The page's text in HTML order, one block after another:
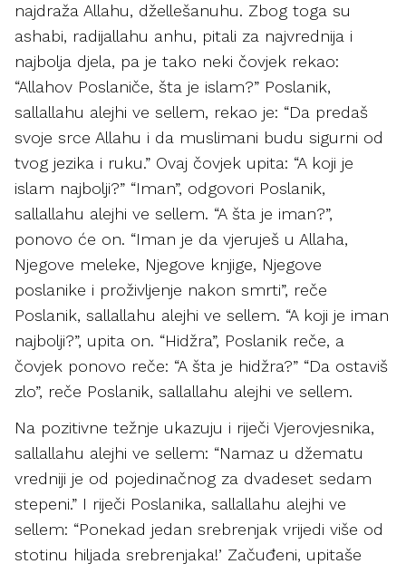
najdraža Allahu, džellešanuhu. Zbog toga su
ashabi, radijallahu anhu, pitali za najvrednija i
najbolja djela, pa je tako neki čovjek rekao:
“Allahov Poslaniče, šta je islam?” Poslanik,
sallallahu alejhi ve sellem, rekao je: “Da predaš
svoje srce Allahu i da muslimani budu sigurni od
tvog jezika i ruku.” Ovaj čovjek upita: “A koji je
islam najbolji?” “Iman”, odgovori Poslanik,
sallallahu alejhi ve sellem. “A šta je iman?”,
ponovo će on. “Iman je da vjeruješ u Allaha,
Njegove meleke, Njegove knjige, Njegove
poslanike i proživljenje nakon smrti”, reče
Poslanik, sallallahu alejhi ve sellem. “A koji je iman
najbolji?”, upita on. “Hidžra”, Poslanik reče, a
čovjek ponovo reče: “A šta je hidžra?” “Da ostaviš
zlo”, reče Poslanik, sallallahu alejhi ve sellem.
Na pozitivne težnje ukazuju i riječi Vjerovjesnika,
sallallahu alejhi ve sellem: “Namaz u džematu
vredniji je od pojedinačnog za dvadeset sedam
stepeni.” I riječi Poslanika, sallallahu alejhi ve
sellem: “Ponekad jedan srebrenjak vrijedi više od
stotinu hiljada srebrenjaka!’ Začuđeni, upitaše